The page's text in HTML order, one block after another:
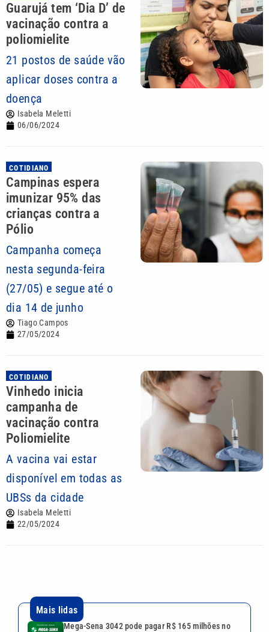
Guarujá tem ‘Dia D’ de
vacinação contra a
poliomielite
21 postos de saúde vão
aplicar doses contra a
doença
Isabela Meletti
06/06/2024
COTIDIANO
Campinas espera
imunizar 95% das
crianças contra a
Pólio
Campanha começa
nesta segunda-feira
(27/05) e segue até o
dia 14 de junho
Tiago Campos
27/05/2024
COTIDIANO
Vinhedo inicia
campanha de
vacinação contra
Poliomielite
A vacina vai estar
disponível em todas as
UBSs da cidade
Isabela Meletti
22/05/2024
Mais lidas
Mega-Sena 3042 pode pagar R$ 165 milhões no